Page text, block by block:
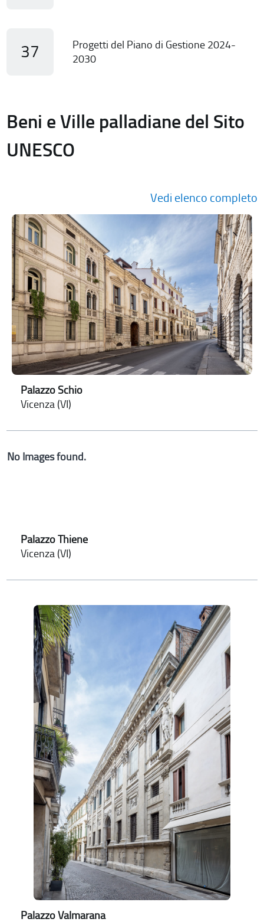
37
Progetti del Piano di Gestione 2024-
2030
Beni e Ville palladiane del Sito
UNESCO
Vedi elenco completo
Palazzo Schio
Vicenza (VI)
No Images found.
Palazzo Thiene
Vicenza (VI)
Palazzo Valmarana